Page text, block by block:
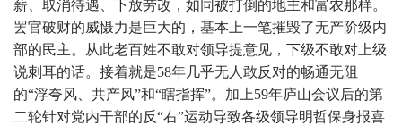
薪、取消待遇、下放劳改，如同被打倒的地主和富农那样。
罢官破财的威慑力是巨大的，基本上一笔摧毁了无产阶级内
部的民主。从此老百姓不敢对领导提意见，下级不敢对上级
说刺耳的话。接着就是58年几乎无人敢反对的畅通无阻
的“浮夸风、共产风”和“瞎指挥”。加上59年庐山会议后的第
二轮针对党内干部的反“右”运动导致各级领导明哲保身报喜